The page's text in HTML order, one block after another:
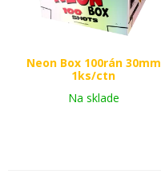
Neon Box 100rán 30mm
1ks/ctn
Na sklade